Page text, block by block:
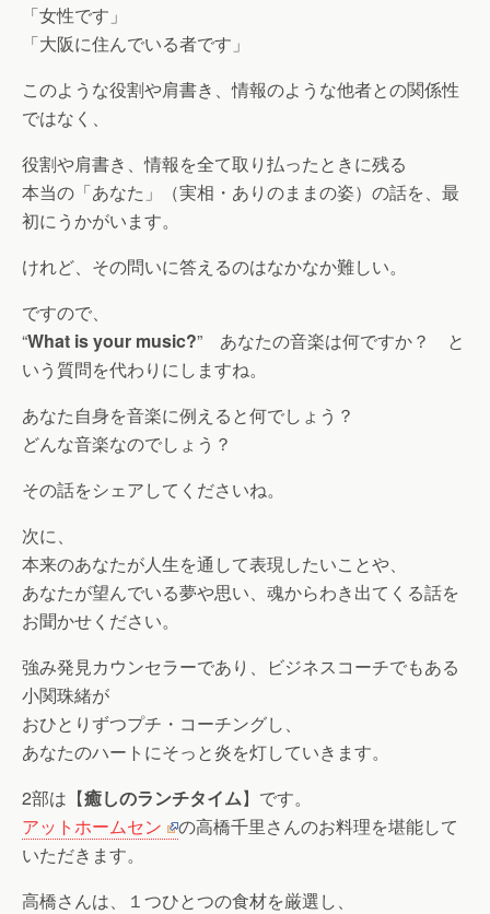
「女性です」
「大阪に住んでいる者です」
このような役割や肩書き、情報のような他者との関係性
ではなく、
役割や肩書き、情報を全て取り払ったときに残る
本当の「あなた」（実相・ありのままの姿）の話を、最
初にうかがいます。
けれど、その問いに答えるのはなかなか難しい。
ですので、
“What is your music?” あなたの音楽は何ですか？ と
いう質問を代わりにしますね。
あなた自身を音楽に例えると何でしょう？
どんな音楽なのでしょう？
その話をシェアしてくださいね。
次に、
本来のあなたが人生を通して表現したいことや、
あなたが望んでいる夢や思い、魂からわき出てくる話を
お聞かせください。
強み発見カウンセラーであり、ビジネスコーチでもある
小関珠緒が
おひとりずつプチ・コーチングし、
あなたのハートにそっと炎を灯していきます。
2部は【癒しのランチタイム】です。
アットホームセン
の高橋千里さんのお料理を堪能して
いただきます。
高橋さんは、１つひとつの食材を厳選し、